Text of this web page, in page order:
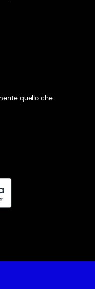
quello che